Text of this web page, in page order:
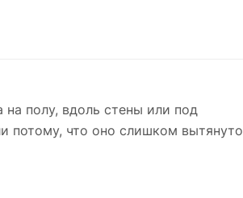
на полу, вдоль стены или под
потому, что оно слишком вытянуто